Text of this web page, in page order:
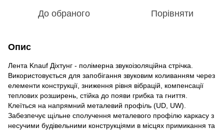
До обраного Порівняти
Опис
Лента Knauf Діхтунг - полімерна звукоізоляційна стрічка.
Використовується для запобігання звуковим коливанням через
елементи конструкції, зниження рівня вібрацій, компенсації
теплових розширень, стійка до появи грибка та гниття.
Клеїться на напрямний металевий профіль (UD, UW).
Забезпечує щільне сполучення металевого профілю каркасу з
несучими будівельними конструкціями в місцях примикання та